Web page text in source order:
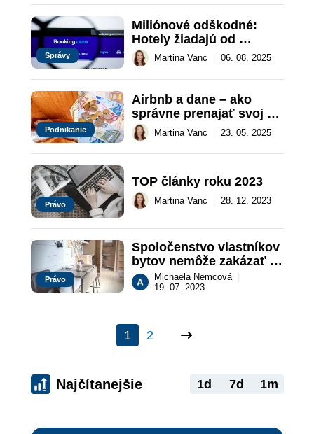
Správy
Miliónové odškodné:
Hotely žiadajú od
Booking.com provízie
Martina Vanc 06. 08. 2025
Podnikanie
Airbnb a dane – ako
správne prenajať svoj
byt
Martina Vanc 23. 05. 2025
Právo
TOP články roku 2023
Martina Vanc 28. 12. 2023
Právo
Spoločenstvo vlastníkov
bytov nemôže zakázať
krátkodobé prenájmy
Michaela Nemcová
19. 07. 2023
1 2
Najčítanejšie 1d 7d 1m